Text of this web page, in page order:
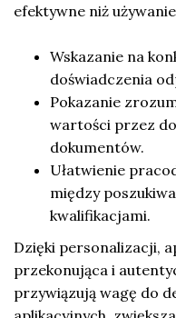
efektywne niż
Wskazanie na
doświadczenia
Pokazanie
wartości przez
dokumentów.
Ułatwienie
między
kwalifikacjami.
Dzięki personalizacji,
przekonująca i
przywiązują wagę do